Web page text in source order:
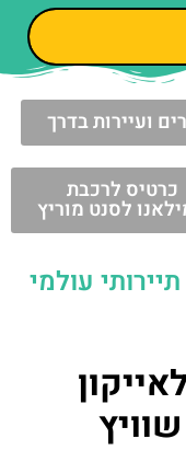
ועיירות בדרך
כרטיס לרכבת
לסנט מוריץ
עולמי